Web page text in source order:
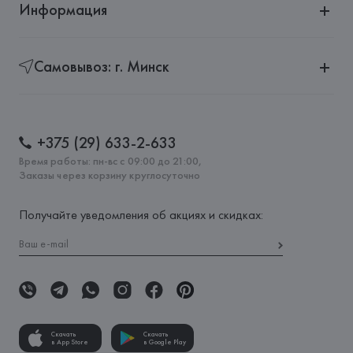
Информация
Самовывоз: г. Минск
+375 (29) 633-2-633
Время работы: пн-вс с 09:00 до 21:00,
Заказы через корзину круглосуточно
Получайте уведомления об акциях и скидках:
Скачать
в App Store
Скачать
в Google Play